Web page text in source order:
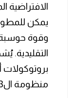
الافتراضية
يمكن
وقوة حوسبة
التقليدية.
بروتوكولات
منظومة الWeb3.